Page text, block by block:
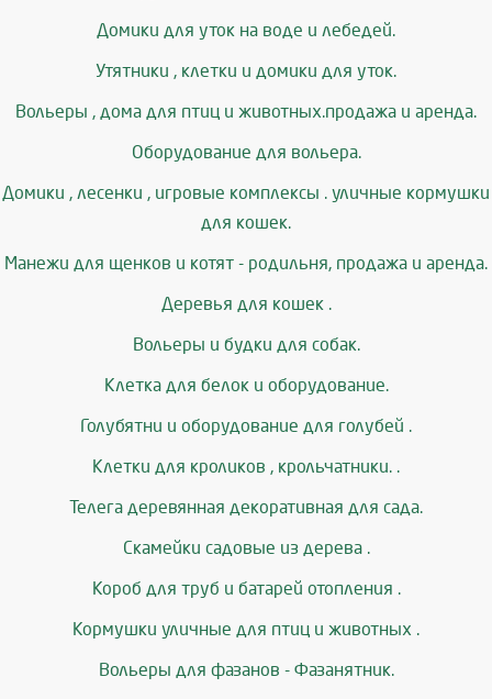
Домики для уток на воде и лебедей.
Утятники , клетки и домики для уток.
Вольеры , дома для птиц и животных.продажа и аренда.
Оборудование для вольера.
Домики , лесенки , игровые комплексы . уличные кормушки
для кошек.
Манежи для щенков и котят - родильня, продажа и аренда.
Деревья для кошек .
Вольеры и будки для собак.
Клетка для белок и оборудование.
Голубятни и оборудование для голубей .
Клетки для кроликов , крольчатники. .
Телега деревянная декоративная для сада.
Скамейки садовые из дерева .
Короб для труб и батарей отопления .
Кормушки уличные для птиц и животных .
Вольеры для фазанов - Фазанятник.